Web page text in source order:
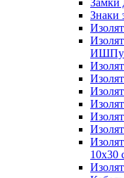
Замки
Знаки
ИШПу
10х30